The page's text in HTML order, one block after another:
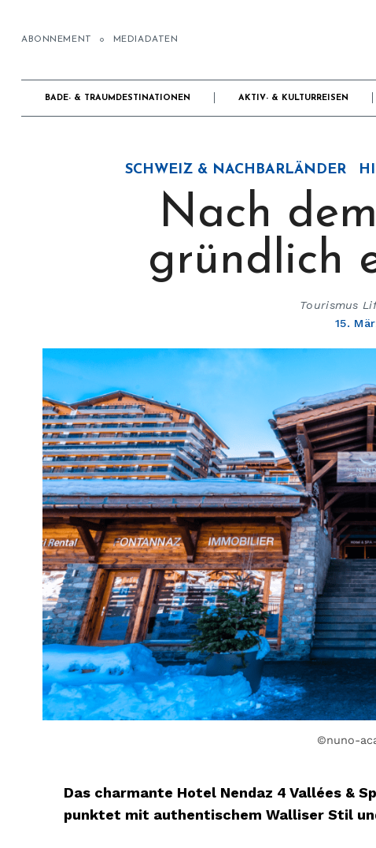
ABONNEMENT MEDIADATEN
BADE- & TRAUMDESTINATIONEN AKTIV- & KULTURREISEN
SCHWEIZ & NACHBARLÄNDER
Nach
gründlich
Tourismus
15.
©nuno-
Das charmante Hotel Nendaz 4 Vallées &
punktet mit authentischem Walliser Stil